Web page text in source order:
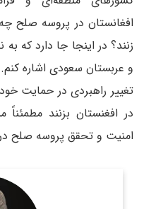
افغانستان در پروسه صلح
زنند؟ در اینجا جا دارد که
و عربستان سعودی اشاره
تغییر راهبردی در حمایت
در افغنستان بزنند
امنیت و تحقق پروسه صلح
روزنامه نگار و